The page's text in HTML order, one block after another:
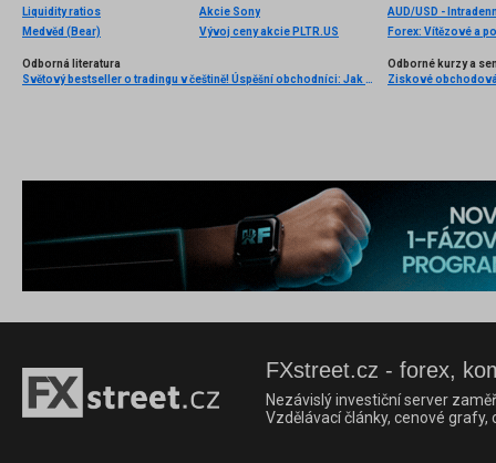
Liquidity ratios
Medvěd (Bear)
Akcie Sony
Vývoj ceny akcie PLTR.US
AUD/USD -
Forex: Vítězové a
Odborná literatura
Světový bestseller o tradingu v češtině! Úspěšní obchodníci: Jak běžní lidé porážejí Wall Street v jeho vlastní hře
Odborné kurzy a
FXstreet.cz - forex,
Nezávislý investiční server
Vzdělávací články, cenové